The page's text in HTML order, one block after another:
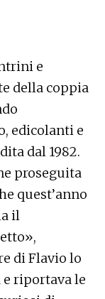
e
della coppia
edicolanti e
dal 1982.
proseguita
quest’anno
il
di Flavio lo
riportava le